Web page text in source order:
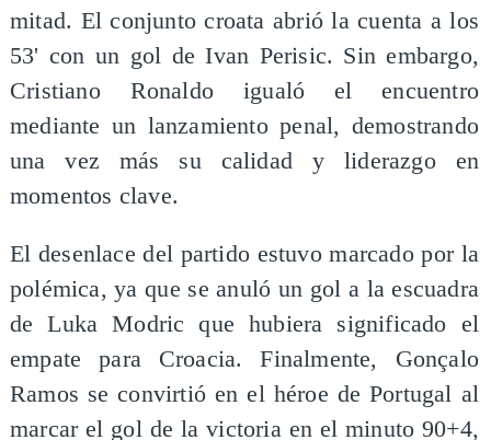
mitad. El conjunto croata abrió la cuenta a los
53' con un gol de Ivan Perisic. Sin embargo,
Cristiano Ronaldo igualó el encuentro
mediante un lanzamiento penal, demostrando
una vez más su calidad y liderazgo en
momentos clave.
El desenlace del partido estuvo marcado por la
polémica, ya que se anuló un gol a la escuadra
de Luka Modric que hubiera significado el
empate para Croacia. Finalmente, Gonçalo
Ramos se convirtió en el héroe de Portugal al
marcar el gol de la victoria en el minuto 90+4,